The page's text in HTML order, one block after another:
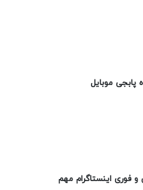
موبایل
و فوری اینستاگرام مهم